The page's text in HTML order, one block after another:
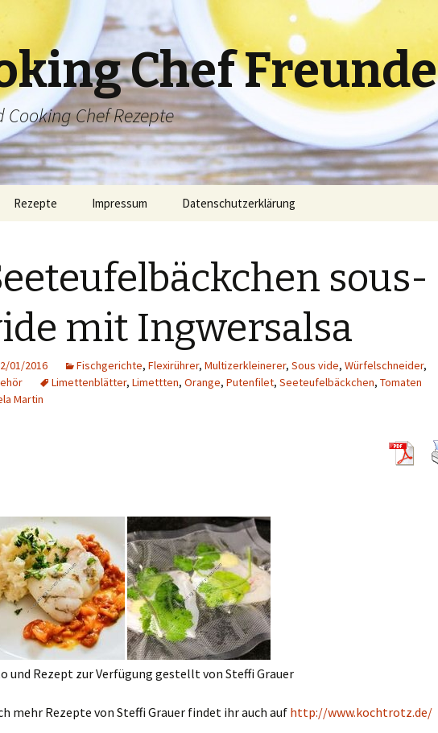
Chef Freunde
Cooking Chef Rezepte
Rezepte Impressum Datenschutzerklärung
sous-
mit Ingwersalsa
01/2016 Fischgerichte, Flexirührer, Multizerkleinerer, Sous vide, Würfelschneider,
Limettenblätter, Limettten, Orange, Putenfilet, Seeteufelbäckchen, Tomaten
Martin
und Rezept zur Verfügung gestellt von Steffi Grauer
mehr Rezepte von Steffi Grauer findet ihr auch auf http://www.kochtrotz.de/